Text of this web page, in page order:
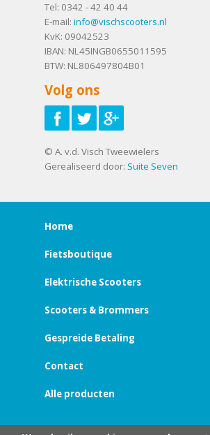
Tel: 0342 - 42 40 44
E-mail: info@vischscooters.nl
KvK: 09042523
IBAN: NL45INGB0655011595
BTW: NL806497804B01
Volg ons
© A. v.d. Visch Tweewielers
Gerealiseerd door: Suite Seven
Home
Fietsboutique
Elektrische Scooters
Scooters & Brommers
Gespreide Betaling
Contact
Alle producten